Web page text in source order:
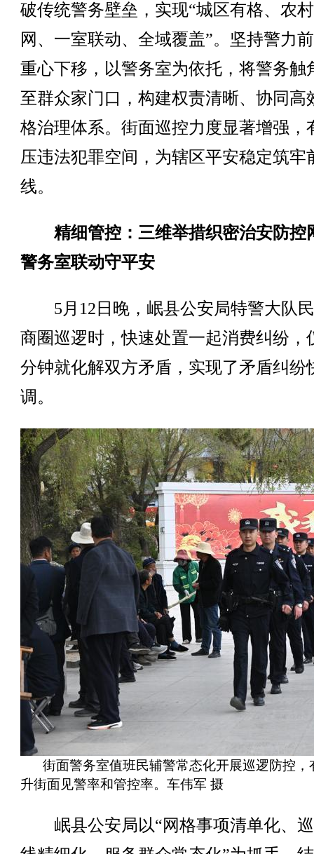
破传统警务壁垒，实现“城区有格、农
网、一室联动、全域覆盖”。坚持警力
重心下移，以警务室为依托，将警务触
至群众家门口，构建权责清晰、协同高
格治理体系。街面巡控力度显著增强，
压违法犯罪空间，为辖区平安稳定筑牢
线。
精细管控：三维举措织密治安防控
警务室联动守平安
5月12日晚，岷县公安局特警大队
商圈巡逻时，快速处置一起消费纠纷，
分钟就化解双方矛盾，实现了矛盾纠纷
调。
街面警务室值班民辅警常态化开展巡逻防控，
升街面见警率和管控率。车伟军 摄
岷县公安局以“网格事项清单化、